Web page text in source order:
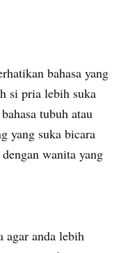
bahasa yang
si pria lebih suka
tubuh atau
yang suka bicara
wanita yang
agar anda lebih